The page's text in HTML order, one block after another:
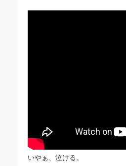
いやぁ、泣ける。